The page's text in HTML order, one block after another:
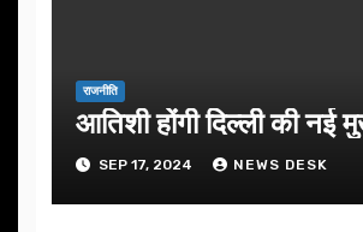
राजनीति
आतिशी होंगी दिल्ली की नई
SEP 17, 2024 NEWS DESK